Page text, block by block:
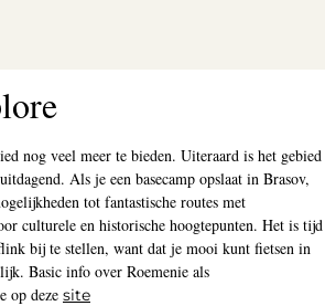
nog veel meer te bieden. Uiteraard is het gebied
Als je een basecamp opslaat in Brasov,
tot fantastische routes met
culturele en historische hoogtepunten. Het is tijd
bij te stellen, want dat je mooi kunt fietsen in
Basic info over Roemenie als
op deze site